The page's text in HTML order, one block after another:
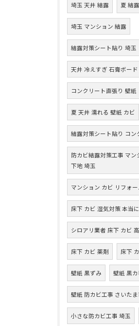
埼玉 天井 結露 夏 結
埼玉 マンション 結露
結露対策シート貼り 埼玉
天井 冷えすぎ 石膏ボード
コンクリート直張り 壁紙
夏 天井 濡れる 壁紙 カビ
結露対策シート貼り コン
防カビ結露対策工事 マン
下地 埼玉
マンション カビ リフォ
床下 カビ 湿気対策 本当
シロアリ業者 床下 カビ
床下 カビ 薬剤 床下
壁紙 黒ずみ 壁紙 黒カ
壁紙 防カビ工事 さいた
小さな防カビ工事 埼玉